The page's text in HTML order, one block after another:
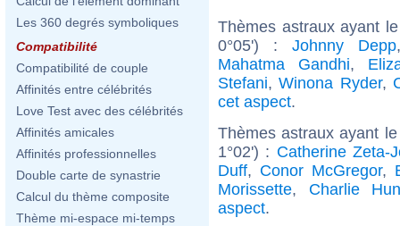
Les 360 degrés symboliques
Compatibilité
Compatibilité de couple
Affinités entre célébrités
Love Test avec des célébrités
Affinités amicales
Affinités professionnelles
Double carte de synastrie
Calcul du thème composite
Thème mi-espace mi-temps
Thèmes astraux ayant
0°05') : Johnny Depp
Mahatma Gandhi,
Stefani,Winona Ryder,
cet aspect.
Thèmes astraux ayant
1°02') : Catherine Zeta-
Duff, Conor McGregor,
Morissette, Charlie
aspect.